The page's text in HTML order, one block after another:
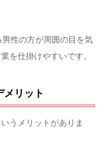
性の方が周囲の目を気
を仕掛けやすいです。
メリット
うメリットがありま